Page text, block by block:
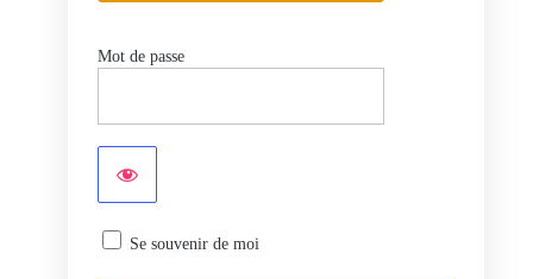
Mot de passe
Se souvenir de moi